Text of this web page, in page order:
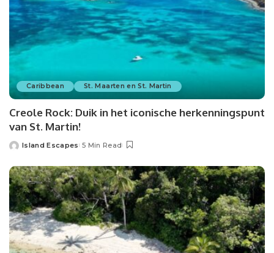
Caribbean St. Maarten en St. Martin
Creole Rock: Duik in het iconische herkenningspunt
van St. Martin!
Posted
Island Escapes 5 Min Read